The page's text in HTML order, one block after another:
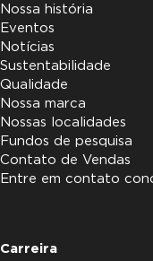
Nossa história
Eventos
Notícias
Sustentabilidade
Qualidade
Nossa marca
Nossas localidades
Fundos de pesquisa
Contato de Vendas
Entre em contato
Carreira